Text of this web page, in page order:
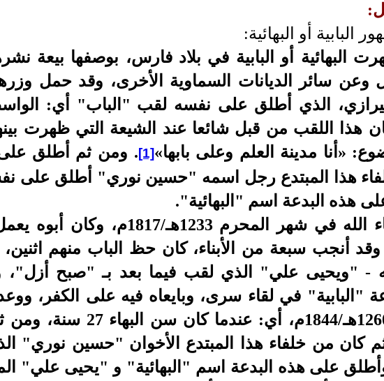
البابية أو البهائية:
البهائية أو البابية في بلاد فارس، بوصفها بيعة
بل وعن سائر الديانات السماوية الأخرى، وقد حمل
الذي أطلق على نفسه لقب "الباب" أي:
هذا اللقب من قبل شائعا عند الشيعة التي ظهرت
«أنا مدينة العلم وعلى بابها»[1]. ومن ثم أطلق على
هذا المبتدع رجل اسمه "حسين نوري" أطلق على
هذه البدعة اسم "البهائية".
في شهر المحرم 1233هـ/1817م
، وكان أبوه
وقد أنجب سبعة من الأبناء،كان حظ الباب منهم اثنين
- "ويحيى علي" الذي لقب فيما بعد بـ "صبح أزل"،
"البابية" في لقاء سرى، وبايعاه فيه على الكفر،
ذلك عام 1260هـ/1844م،
ثم كان من خلفاء هذا المبتدع الأخوان "حسين
وأطلق على هذه البدعة اسم "البهائية" و "يحيى علي"